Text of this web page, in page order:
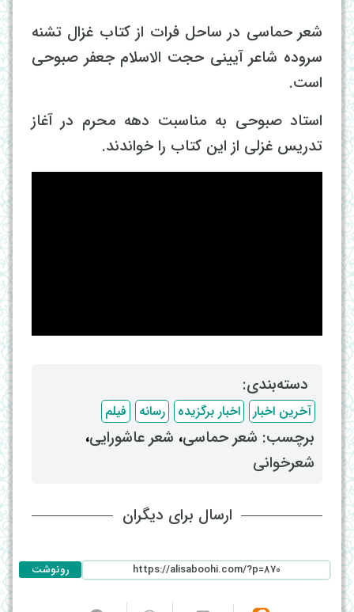
شعر حماسی در ساحل فرات از کتاب غزال تشنه
سروده شاعر آیینی حجت الاسلام جعفر صبوحی
است.
استاد صبوحی به مناسبت دهه محرم در آغاز
تدریس غزلی از این کتاب را خواندند.
دسته‌بندی: ‌
آخرین اخبار اخبار برگزیده رسانه فیلم
برچسب: ‌ شعر حماسی، ‌ شعر عاشورایی،
شعرخوانی
ارسال برای دیگران
رونوشت